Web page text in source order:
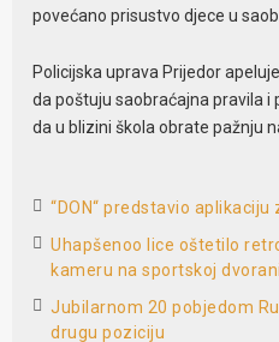
povećano prisustvo djece u
Policijska uprava Prijedor
da poštuju saobraćajna pravila i
da u blizini škola obrate pažnju
“DON“ predstavio
Uhapšenoo lice oštetilo
kameru na sportskoj dvorani
Jubilarnom 20 pobjedom
drugu poziciju